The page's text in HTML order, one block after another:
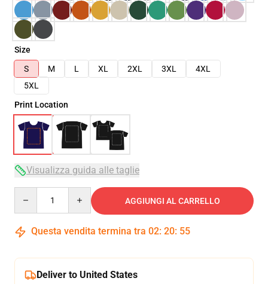
Size
S
M L XL 2XL 3XL
4XL
5XL
Print Location
Visualizza guida alle taglie
AGGIUNGI AL CARRELLO
Questa vendita termina tra 02: 20: 54
Deliver to United States